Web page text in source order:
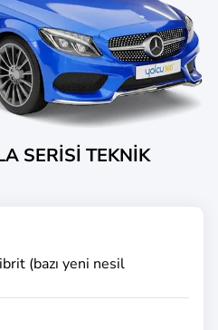
SERİSİ TEKNİK
(bazı yeni nesil